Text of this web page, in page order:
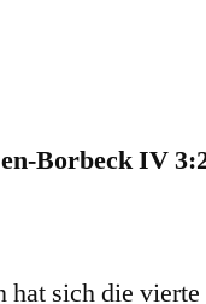
Borbeck IV
sich die